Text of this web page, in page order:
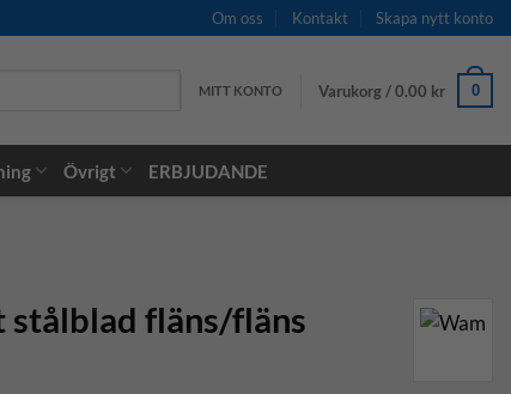
Om oss Kontakt Skapa nytt konto
MITT KONTO Varukorg /0.00 kr 0
Övrigt ERBJUDANDE
fläns/fläns